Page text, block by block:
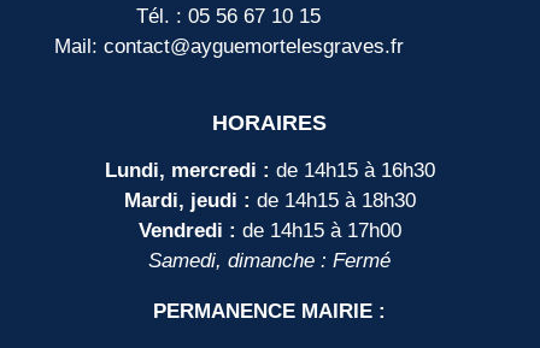
Tél. : 05 56 67 10 15
Mail: contact@ayguemortelesgraves.fr
HORAIRES
Lundi, mercredi : de 14h15 à 16h30
Mardi, jeudi : de 14h15 à 18h30
Vendredi : de 14h15 à 17h00
Samedi, dimanche : Fermé
PERMANENCE MAIRIE :